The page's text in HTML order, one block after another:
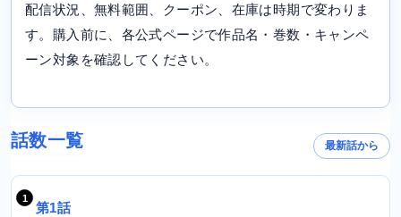
配信状況、無料範囲、クーポン、在庫は時期で変わりま
す。購入前に、各公式ページで作品名・巻数・キャンペ
ーン対象を確認してください。
話数一覧 最新話から
第1話